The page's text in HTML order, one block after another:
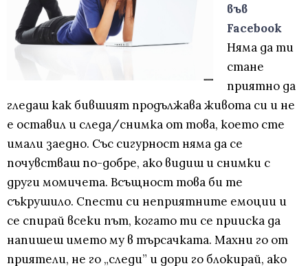
във
Facebook
Няма да ти
стане
приятно да
гледаш как бившият продължава живота си и не
е оставил и следа/снимка от това, което сте
имали заедно. Със сигурност няма да се
почувстваш по-добре, ако видиш и снимки с
други момичета. Всъщност това би те
съкрушило. Спести си неприятните емоции и
се спирай всеки път, когато ти се прииска да
напишеш името му в търсачката. Махни го от
приятели, не го „следи” и дори го блокирай, ако